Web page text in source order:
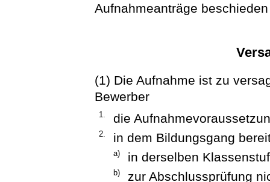
Aufnahmeanträge
(1) Die Aufnahme ist zu
Bewerber
1. die
2. in dem Bildungsgang
a) in derselben
b) zur Abschlussprüfung